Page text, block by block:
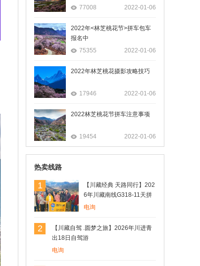
77008 2022-01-06
2022年<林芝桃花节>拼车包车
报名中
75355
2022-01-06
2022年林芝桃花摄影攻略技巧
17946 2022-01-06
2022林芝桃花节拼车注意事项
19454 2022-01-06
热卖线路
1
【川藏经典 天路同行】202
6年川藏南线G318-11天拼
车游
电询
2
【川藏自驾 .圆梦之旅】2026年川进青
出18日自驾游
电询